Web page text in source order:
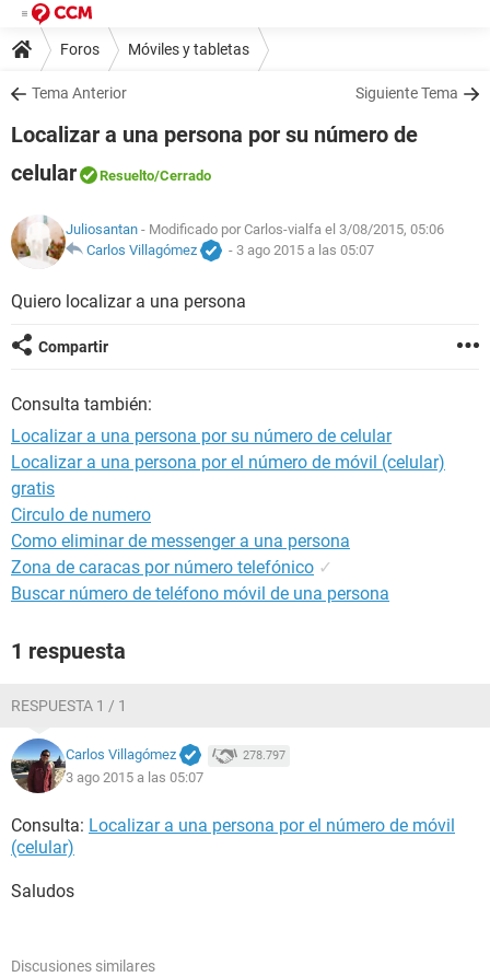
Foros Móviles y tabletas
Tema Anterior Siguiente Tema
Localizar a una persona por su número de
celular
Resuelto/Cerrado
Juliosantan - Modificado por Carlos-vialfa el 3/08/2015, 05:06
Carlos Villagómez
- 3 ago 2015 a las 05:07
Quiero localizar a una persona
Compartir
Consulta también:
Localizar a una persona por su número de celular
Localizar a una persona por el número de móvil (celular)
gratis
Circulo de numero
Como eliminar de messenger a una persona
Zona de caracas por número telefónico ✓
Buscar número de teléfono móvil de una persona
1 respuesta
RESPUESTA 1 / 1
Carlos Villagómez 278.797
3 ago 2015 a las 05:07
Consulta: Localizar a una persona por el número de móvil
(celular)
Saludos
Discusiones similares